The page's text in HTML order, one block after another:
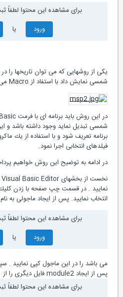
برای مشاهده این محتوا لطفاً ثبت
ورود
شمسی نمایش داد با استفاد از Macro می باشد .
شمسی تبدیل نماید وجود داشته باشد و
برنامه تعریف شود و با استفاده از یك
فیلدهای انتخابی اجرا نمود.
در ادامه به توضیح این روش خواهیم
انتخاب نمایید. پس از ایجاد ماجولی به نام module1 فایلی كه در
برای مشاهده این محتوا لطفاً ثبت
ورود
می باشد را در این ماجول كپی نمایید .
پس از ایجاد module2 فایل دیگری را از
برای مشاهده این محتوا لطفاً ثبت